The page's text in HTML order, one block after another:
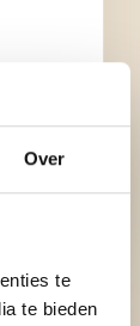
Over
te
te bieden